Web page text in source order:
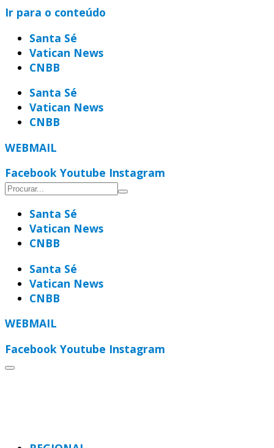
Ir para o conteúdo
Santa Sé
Vatican News
CNBB
Santa Sé
Vatican News
CNBB
WEBMAIL
Facebook Youtube Instagram
Santa Sé
Vatican News
CNBB
Santa Sé
Vatican News
CNBB
WEBMAIL
Facebook Youtube Instagram